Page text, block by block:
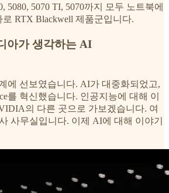
5080, 5070 TI, 5070까지 모두 노트북에
RTX Blackwell 제품군입니다.
아가 생각하는 AI
에 선보였습니다. AI가 대중화되었고,
를 혁신했습니다. 인공지능에 대해 이
의 다른 곳으로 가보겠습니다. 여
사무실입니다. 이제 AI에 대해 이야기